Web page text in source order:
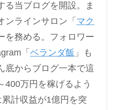
る当ブログを開設。ま
ンラインサロン「 マク
を務める。フォロワー
「 ベランダ飯 」も
底からブログ一本で這
400万円を稼げるよう
計収益が1億円を突